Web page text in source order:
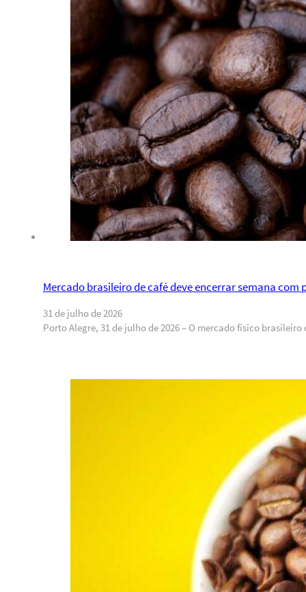
Mercado brasileiro de café deve encerrar semana com
31 de julho de 2026
Porto Alegre, 31 de julho de 2026 – O mercado físico